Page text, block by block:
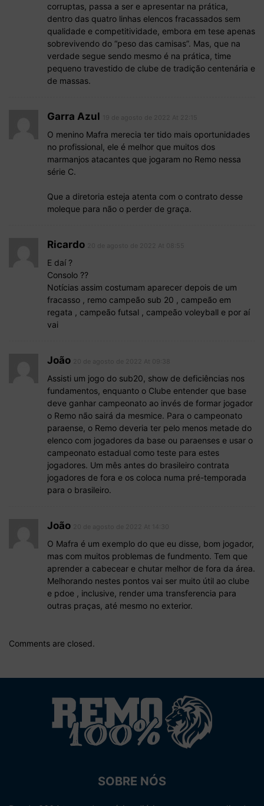
corruptas, passa a ser e apresentar na prática,
dentro das quatro linhas elencos fracassados sem
qualidade e competitividade, embora em tese apenas
sobrevivendo do “peso das camisas”. Mas, que na
verdade segue sendo mesmo é na prática, time
pequeno travestido de clube de tradição centenária e
de massas.
Garra Azul
O menino Mafra merecia ter tido mais oportunidades
no profissional, ele é melhor que muitos dos
marmanjos atacantes que jogaram no Remo nessa
série C.
Que a diretoria esteja atenta com o contrato desse
moleque para não o perder de graça.
Ricardo
E daí ?
Consolo ??
Notícias assim costumam aparecer depois de um
fracasso , remo campeão sub 20 , campeão em
regata , campeão futsal , campeão voleyball e por aí
vai
João
Assisti um jogo do sub20, show de deficiências nos
fundamentos, enquanto o Clube entender que base
deve ganhar campeonato ao invés de formar jogador
o Remo não sairá da mesmice. Para o campeonato
paraense, o Remo deveria ter pelo menos metade do
elenco com jogadores da base ou paraenses e usar o
campeonato estadual como teste para estes
jogadores. Um mês antes do brasileiro contrata
jogadores de fora e os coloca numa pré-temporada
para o brasileiro.
João
O Mafra é um exemplo do que eu disse, bom jogador,
mas com muitos problemas de fundmento. Tem que
aprender a cabecear e chutar melhor de fora da área.
Melhorando nestes pontos vai ser muito útil ao clube
e pdoe , inclusive, render uma transferencia para
outras praças, até mesmo no exterior.
Comments are closed.
SOBRE NÓS